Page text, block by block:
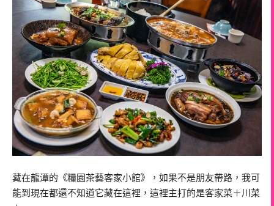
藏在龍潭的《糧園茶藝客家小館》，如果不是朋友帶路，我可
能到現在都還不知道它藏在這裡，這裡主打的是客家菜＋川菜